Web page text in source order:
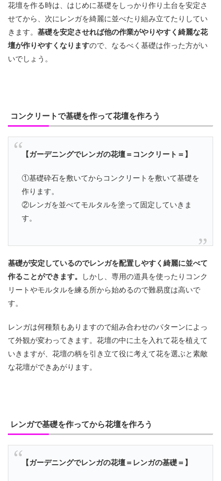
花壇を作る時は、はじめに基礎をしっかり作り土台を安定さ
せてから、次にレンガを綺麗に並べたり組み立てたりしてい
きます。 基礎を安定させれば他の作業がやりやすく綺麗な花
壇が作りやすくなりますので、なるべく基礎は作った方がい
いでしょう。
コンクリートで基礎を作って花壇を作ろう
【ガーデニングでレンガの花壇＝コンクリート＝】
①基礎砕石を敷いてからコンクリートを敷いて基礎を
作ります。
②レンガを並べてモルタルを塗って固定していきま
す。
基礎が安定しているのでレンガを配置しやすく綺麗に並べて
作ることができます。
しかし、専用の道具を使ったりコンク
リートやモルタルを練る所から始めるので難易度は高いで
す。
レンガは何種類もありますので組み合わせのパターンによっ
て外観が変わってきます。花壇の中に土を入れて花を植えて
いきますが、花壇の柄を引き立て役に考えて花を選ぶと素敵
な花壇ができあがります。
レンガで基礎を作ってから花壇を作ろう
【ガーデニングでレンガの花壇＝レンガの基礎＝】